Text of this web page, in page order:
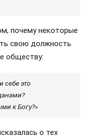
почему некоторые
свою должность
обществу:
себе это
к Богу?»
о тех